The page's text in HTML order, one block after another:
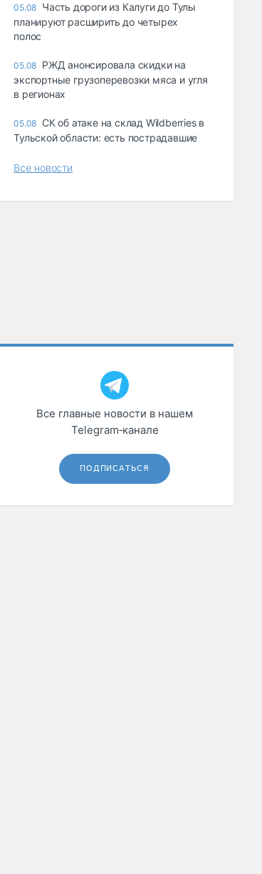
05.08 Часть дороги из Калуги до Тулы
планируют расширить до четырех
полос
05.08 РЖД анонсировала скидки на
экспортные грузоперевозки мяса и угля
в регионах
05.08 СК об атаке на склад Wildberries в
Тульской области: есть пострадавшие
Все новости
Все главные новости в нашем
Telegram‑канале
ПОДПИСАТЬСЯ